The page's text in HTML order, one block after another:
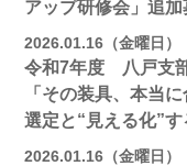
アップ研修会」追
2026.01.16（金曜日）
令和7年度 八戸支
「その装具、本当
選定と“見える化”
2026.01.16（金曜日）